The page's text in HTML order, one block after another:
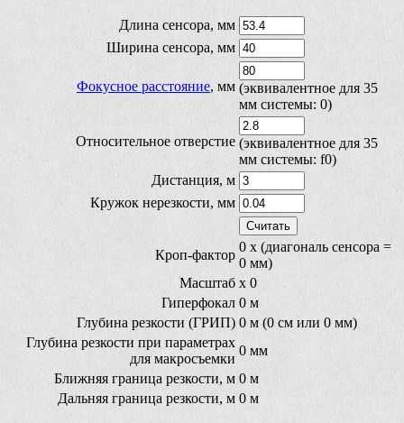
Длина сенсора, мм
Ширина сенсора, мм
Фокусное расстояние, мм (эквивалентное для 35
мм системы: 0)
Относительное отверстие (эквивалентное для 35
мм системы: f0)
Дистанция, м
Кружок нерезкости, мм
Кроп-фактор
0 x (диагональ сенсора =
0 мм)
Масштаб x 0
Гиперфокал 0 м
Глубина резкости (ГРИП) 0 м (0 см или 0 мм)
Глубина резкости при параметрах
для макросъемки
0 мм
Ближняя граница резкости, м 0 м
Дальняя граница резкости, м 0 м